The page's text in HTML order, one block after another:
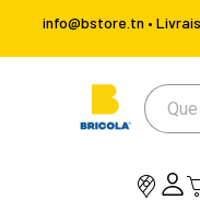
info@bstore.tn •